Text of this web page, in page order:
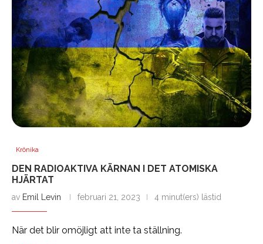
Krönika
DEN RADIOAKTIVA KÄRNAN I DET ATOMISKA
HJÄRTAT
av Emil Levin februari 21, 2023 4 minut(ers) lästid
När det blir omöjligt att inte ta ställning.